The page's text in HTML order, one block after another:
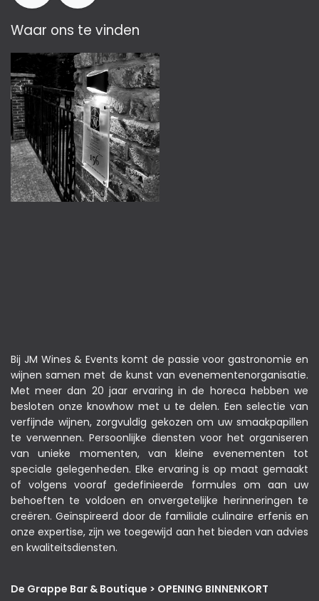
Waar ons te vinden
Bij JM Wines & Events komt de passie voor gastronomie en
wijnen samen met de kunst van evenementenorganisatie.
Met meer dan 20 jaar ervaring in de horeca hebben we
besloten onze knowhow met u te delen. Een selectie van
verfijnde wijnen, zorgvuldig gekozen om uw smaakpapillen
te verwennen. Persoonlijke diensten voor het organiseren
van unieke momenten, van kleine evenementen tot
speciale gelegenheden. Elke ervaring is op maat gemaakt
of volgens vooraf gedefinieerde formules om aan uw
behoeften te voldoen en onvergetelijke herinneringen te
creëren. Geïnspireerd door de familiale culinaire erfenis en
onze expertise, zijn we toegewijd aan het bieden van advies
en kwaliteitsdiensten.
De Grappe Bar & Boutique > OPENING BINNENKORT